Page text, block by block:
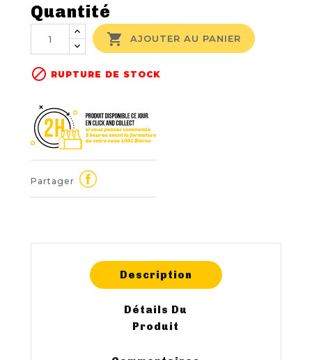
Quantité
 AJOUTER AU PANIER
 RUPTURE DE STOCK
Partager
Description
Détails Du
Produit